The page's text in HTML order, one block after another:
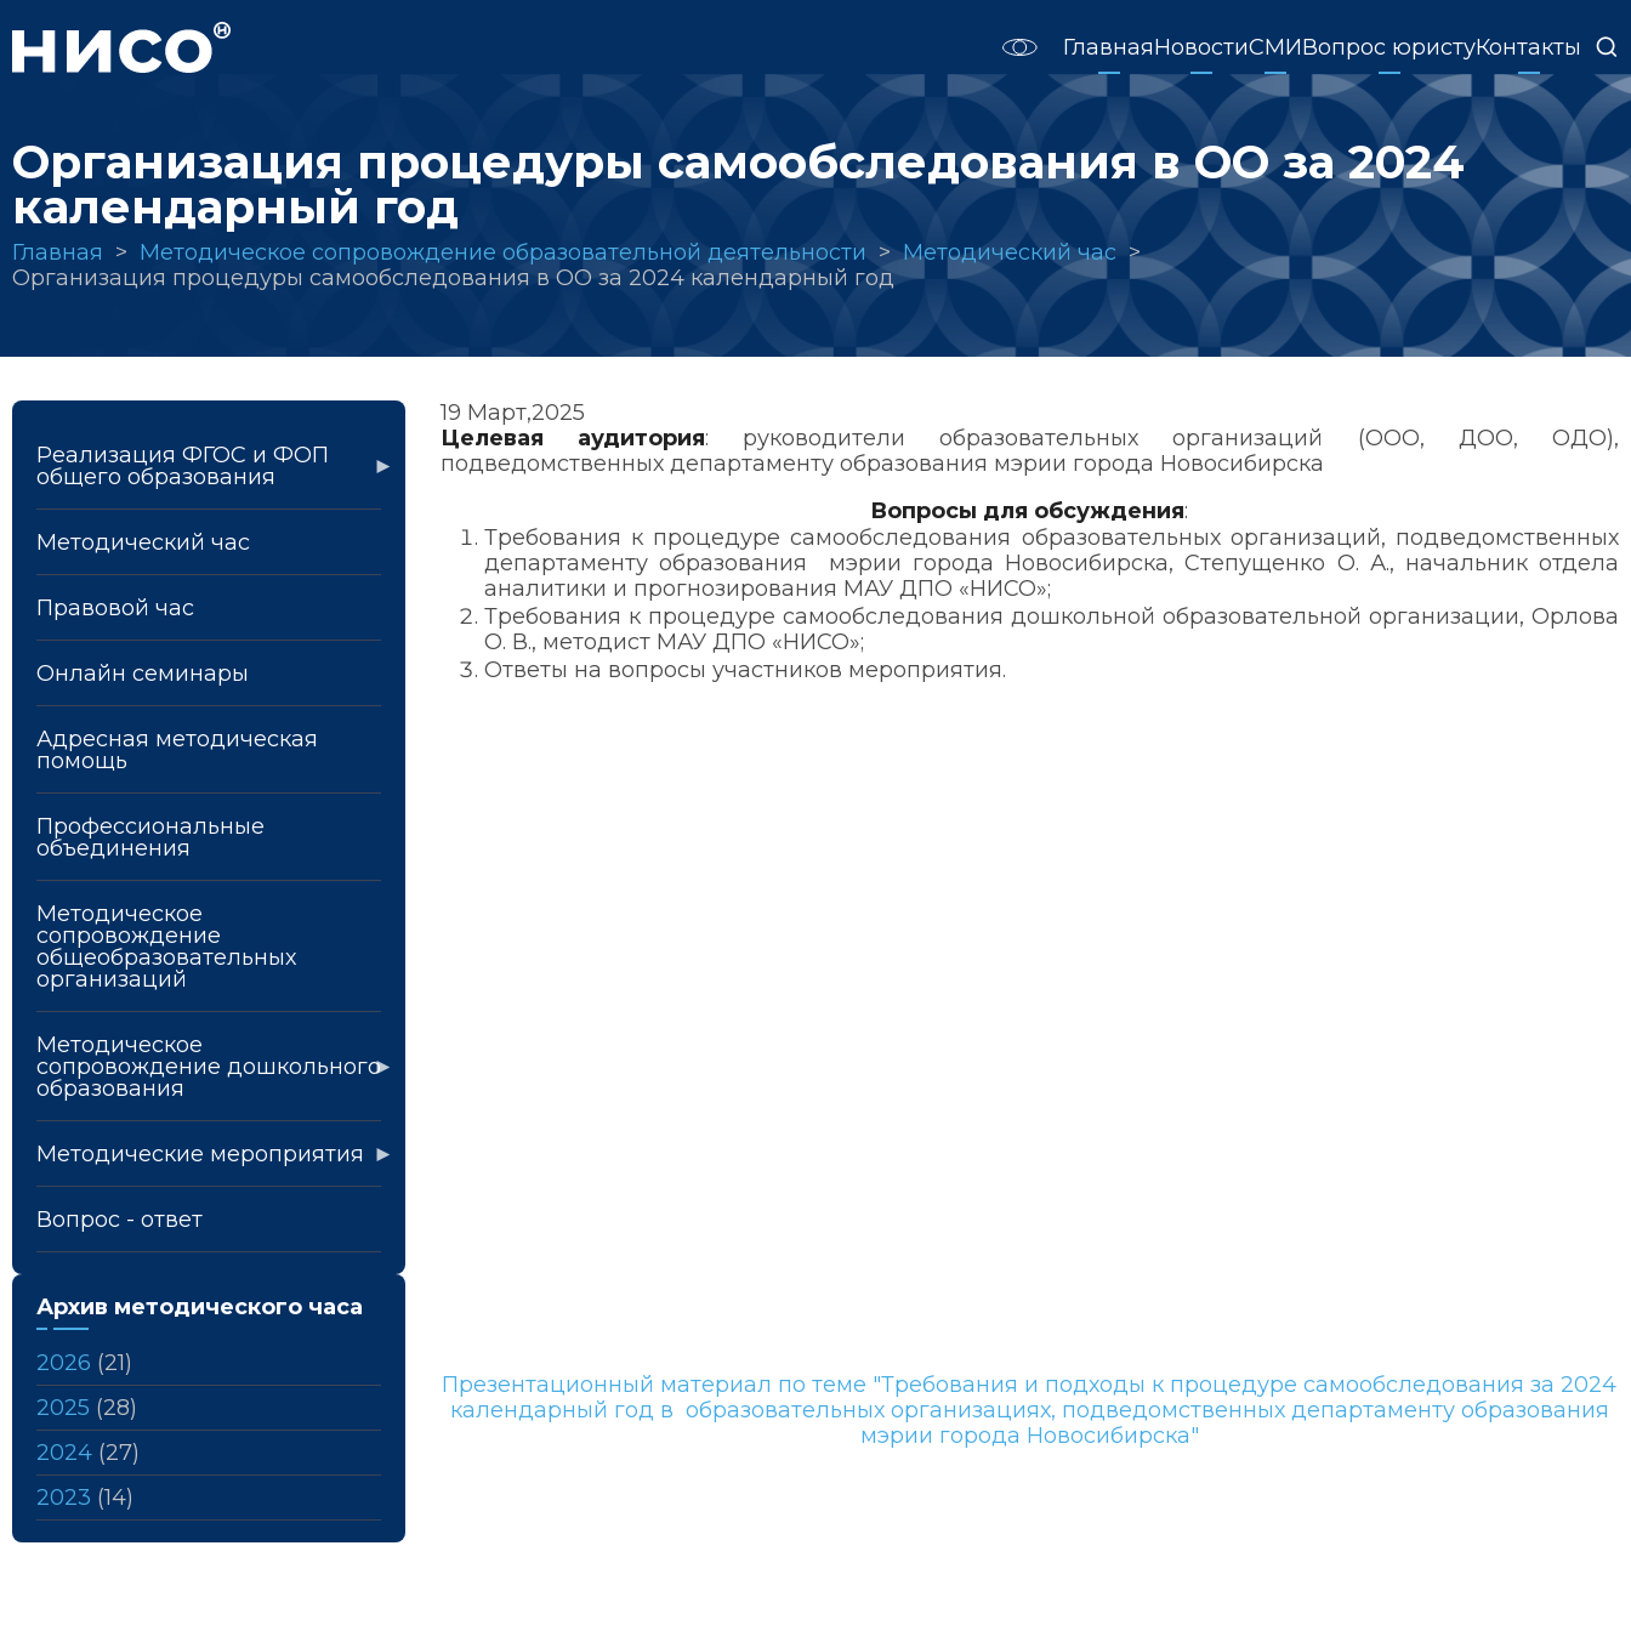
основному
Основная
навигация
ГлавнаяНовостиСМИВопрос юристуКонтакты
Организация процедуры самообследования в ОО за 2024
календарный год
Строка
навигации
Главная Методическое сопровождение образовательной деятельности
Методический час
Организация процедуры самообследования в ОО за 2024 календарный год
19 Март,2025
Целевая аудитория: руководители образовательных организаций (ООО, ДОО, ОДО),
подведомственных департаменту образования мэрии города Новосибирска
Вопросы для обсуждения:
Требования к процедуре самообследования образовательных организаций, подведомственных
департаменту образования мэрии города Новосибирска, Степущенко О. А., начальник отдела
аналитики и прогнозирования МАУ ДПО «НИСО»;
Требования к процедуре самообследования дошкольной образовательной организации, Орлова
О. В., методист МАУ ДПО «НИСО»;
Ответы на вопросы участников мероприятия.
Презентационный материал по теме "Требования и подходы к процедуре самообследования за 2024
календарный год в образовательных организациях, подведомственных департаменту образования
мэрии города Новосибирска"
Реализация ФГОС и ФОП
общего образования
Методический час
Правовой час
Онлайн семинары
Адресная методическая
помощь
Профессиональные
объединения
Методическое
сопровождение
общеобразовательных
организаций
Методическое
сопровождение дошкольного
образования
Методические мероприятия
Вопрос - ответ
Архив методического часа
2026 (21)
2025 (28)
2024(27)
2023 (14)